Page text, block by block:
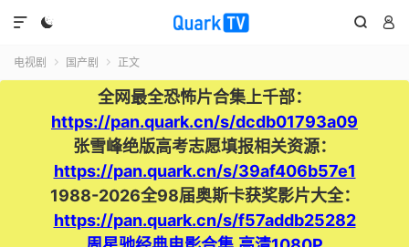
  

电视剧  国产剧  正文
全网最全恐怖片合集上千部：
https://pan.quark.cn/s/dcdb01793a09
张雪峰绝版高考志愿填报相关资源：
https://pan.quark.cn/s/39af406b57e1
1988-2026全98届奥斯卡获奖影片大全：
https://pan.quark.cn/s/f57addb25282